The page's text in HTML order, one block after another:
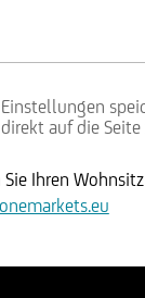
Einstellungen
direkt auf die
Sie Ihren